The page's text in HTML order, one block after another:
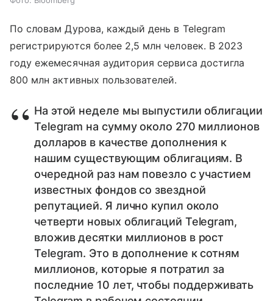
По словам Дурова, каждый день в Telegram
регистрируются более 2,5 млн человек. В 2023
году ежемесячная аудитория сервиса достигла
800 млн активных пользователей.
На этой неделе мы выпустили облигации
Telegram на сумму около 270 миллионов
долларов в качестве дополнения к
нашим существующим облигациям. В
очередной раз нам повезло с участием
известных фондов со звездной
репутацией. Я лично купил около
четверти новых облигаций Telegram,
вложив десятки миллионов в рост
Telegram. Это в дополнение к сотням
миллионов, которые я потратил за
последние 10 лет, чтобы поддерживать